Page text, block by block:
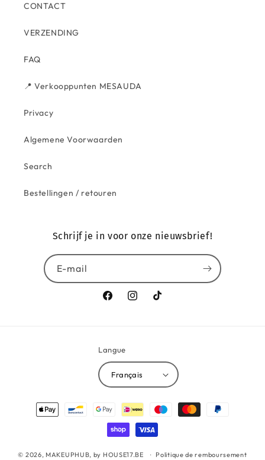
CONTACT
VERZENDING
FAQ
📍 Verkooppunten MESAUDA
Privacy
Algemene Voorwaarden
Search
Bestellingen / retouren
Schrijf je in voor onze nieuwsbrief!
E-mail
FacebookInstagramTikTok
Langue
Français
Moyens
© 2026, MAKEUPHUB, by HOUSE17.BE Politique de remboursement